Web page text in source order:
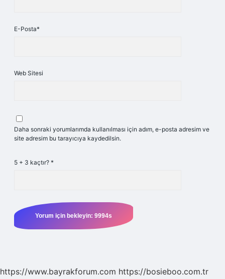
E-Posta*
Web Sitesi
Daha sonraki yorumlarımda kullanılması için adım, e-posta adresim ve
site adresim bu tarayıcıya kaydedilsin.
5 + 3 kaçtır? *
https://www.bayrakforum.com https://bosieboo.com.tr